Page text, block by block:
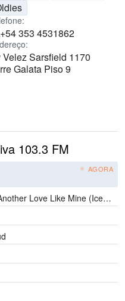
+54 353 4531862
Velez Sarsfield 1170
Galata Piso 9
103.3 FM
AGORA
Like Mine (Ice Age Soundtrack)